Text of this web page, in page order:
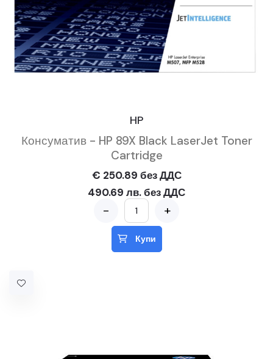
HP
Консуматив - HP 89X Black LaserJet Toner
Cartridge
€ 250.89 без ДДС
490.69 лв. без ДДС
- +
Купи